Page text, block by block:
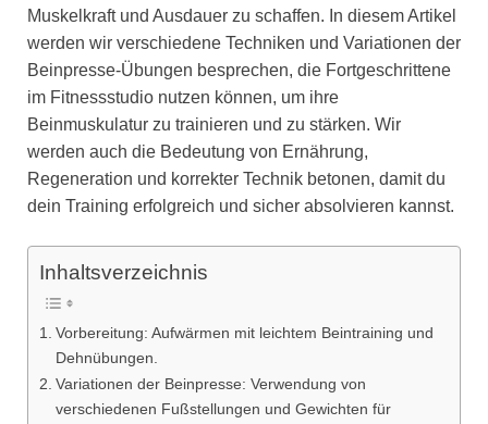
Muskelkraft und Ausdauer zu schaffen. In diesem Artikel
werden wir verschiedene Techniken und Variationen der
Beinpresse-Übungen besprechen, die Fortgeschrittene
im Fitnessstudio nutzen können, um ihre
Beinmuskulatur zu trainieren und zu stärken. Wir
werden auch die Bedeutung von Ernährung,
Regeneration und korrekter Technik betonen, damit du
dein Training erfolgreich und sicher absolvieren kannst.
Inhaltsverzeichnis
Vorbereitung: Aufwärmen mit leichtem Beintraining und
Dehnübungen.
Variationen der Beinpresse: Verwendung von
verschiedenen Fußstellungen und Gewichten für